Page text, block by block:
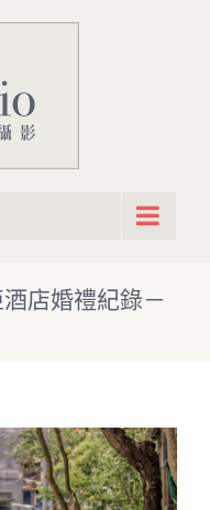
店婚禮紀錄－